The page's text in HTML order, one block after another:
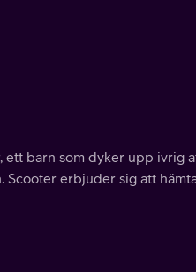
barn som dyker upp ivrig
Scooter erbjuder sig att